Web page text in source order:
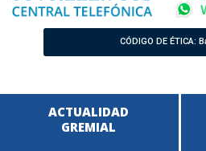
CÓDIGO DE ÉTICA:
ACTUALIDAD
GREMIAL